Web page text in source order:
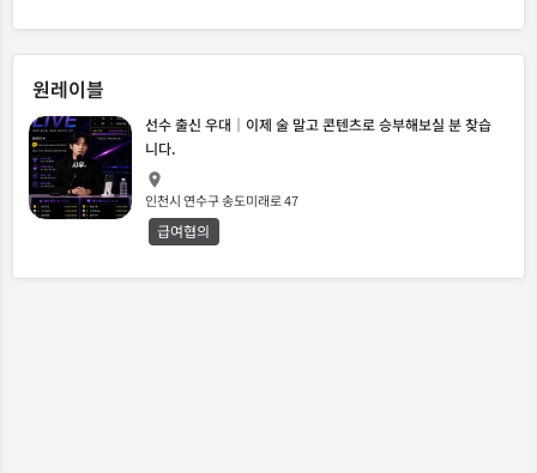
원레이블
선수 출신 우대｜이제 술 말고 콘텐츠로 승부해보실 분 찾습
니다.
인천시 연수구 송도미래로 47
급여협의